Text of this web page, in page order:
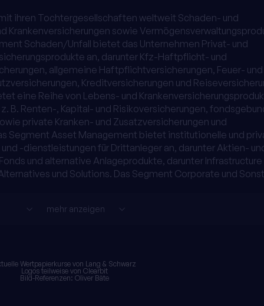
ihren Tochtergesellschaften weltweit Schaden- und
Krankenversicherungen sowie
Schaden/Unfall bietet das Unternehmen Privat- und
an, darunter Kfz-Haftpflicht- und
allgemeine Haftpflichtversicherungen, Feuer- und
Kreditversicherungen und
eine Reihe von Lebens- und
B. Renten-, Kapital- und Risikoversicherungen,
private Kranken- und Zusatzversicherungen und
Segment Asset Management bietet institutionelle und
-dienstleistungen für Drittanleger an, darunter Aktien-
und alternative Anlageprodukte, darunter Infrastructure
und Solutions. Das Segment Corporate und
mehr anzeigen
Wertpapierkurse von Lang & Schwarz
Logos teilweise von Clearbit
Bild-Referenzen: Oliver Bäte